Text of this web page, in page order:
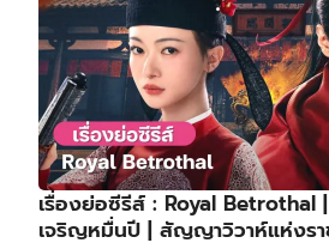
เรื่องย่อซีรีส์ : Royal Betrothal
เจริญหมื่นปี | สัญญาวิวาห์แห่งร